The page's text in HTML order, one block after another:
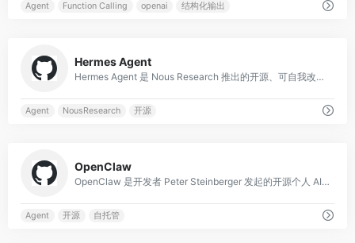
Agent Function Calling openai 结构化输出
Hermes Agent
Hermes Agent 是 Nous Research 推出的开源、可自我改进的 AI 智能体。
Agent NousResearch 开源
OpenClaw
OpenClaw 是开发者 Peter Steinberger 发起的开源个人 AI 助手(智能体),口号是「以龙虾之道🦞」。
Agent 开源 自托管